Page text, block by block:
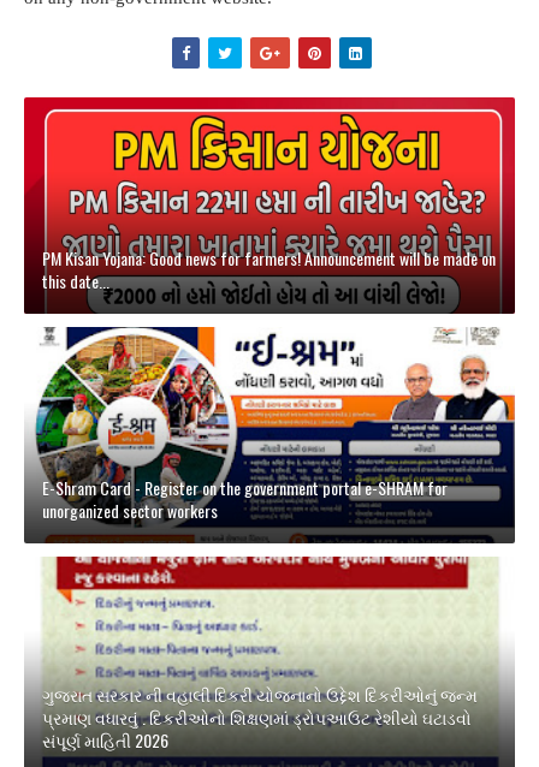
PM Kisan Yojana: Good news for farmers! Announcement will be made on
this date...
E-Shram Card - Register on the government portal e-SHRAM for
unorganized sector workers
ગુજરાત સરકાર ની વહાલી દિકરી યોજનાનો ઉદ્દેશ દિકરીઓનું જન્મ
પ્રમાણ વધારવું . દિકરીઓનો શિક્ષણમાં ડ્રોપઆઉટ રેશીયો ઘટાડવો
સંપૂર્ણ માહિતી 2026